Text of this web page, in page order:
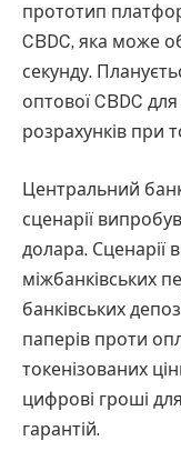
прототип
CBDC, яка може
секунду.
оптової CBDC
розрахунків при
Центральний
сценарії
долара. Сценарії
міжбанківських
банківських
паперів проти
токенізованих
цифрові гроші
гарантій.